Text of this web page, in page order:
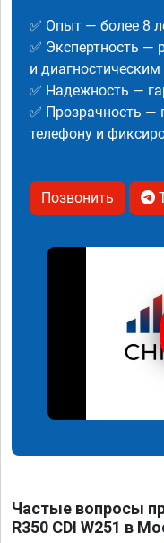
✅ Опыт — более 8
✅ Экспертность
и
✅ Надежность —
✅ Прозрачность —
телефону и
Позвонить
Частые вопросы
R350 CDI W251 в